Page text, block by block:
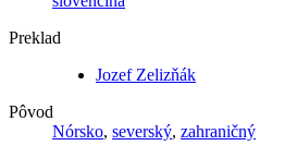
Preklad
Jozef Zelizňák
Pôvod
Nórsko, severský, zahraničný